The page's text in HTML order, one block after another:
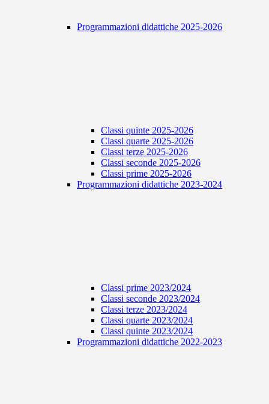
Programmazioni didattiche 2025-2026
Classi quinte 2025-2026
Classi quarte 2025-2026
Classi terze 2025-2026
Classi seconde 2025-2026
Classi prime 2025-2026
Programmazioni didattiche 2023-2024
Classi prime 2023/2024
Classi seconde 2023/2024
Classi terze 2023/2024
Classi quarte 2023/2024
Classi quinte 2023/2024
Programmazioni didattiche 2022-2023